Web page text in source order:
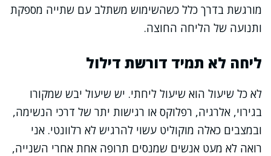
מורגשת בדרך כלל כשהשימוש משתלב עם שתייה מספקת
ותנועה של הליחה החוצה.
ליחה לא תמיד דורשת דילול
לא כל שיעול הוא שיעול ליחתי. יש שיעול יבש שמקורו
בגירוי, אלרגיה, רפלוקס או רגישות יתר של דרכי הנשימה,
ובמצבים כאלה מוקוליט עשוי להרגיש לא רלוונטי. אני
רואה לא מעט אנשים שמנסים תרופה אחת אחרי השנייה,